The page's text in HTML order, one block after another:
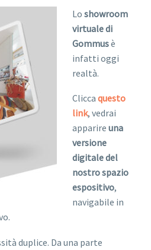
Lo showroom
virtuale di
Gommusè
infatti oggi
realtà.
Clicca questo
link, vedrai
apparire una
versione
digitale del
nostro spazio
espositivo,
navigabile in
duplice. Da una parte